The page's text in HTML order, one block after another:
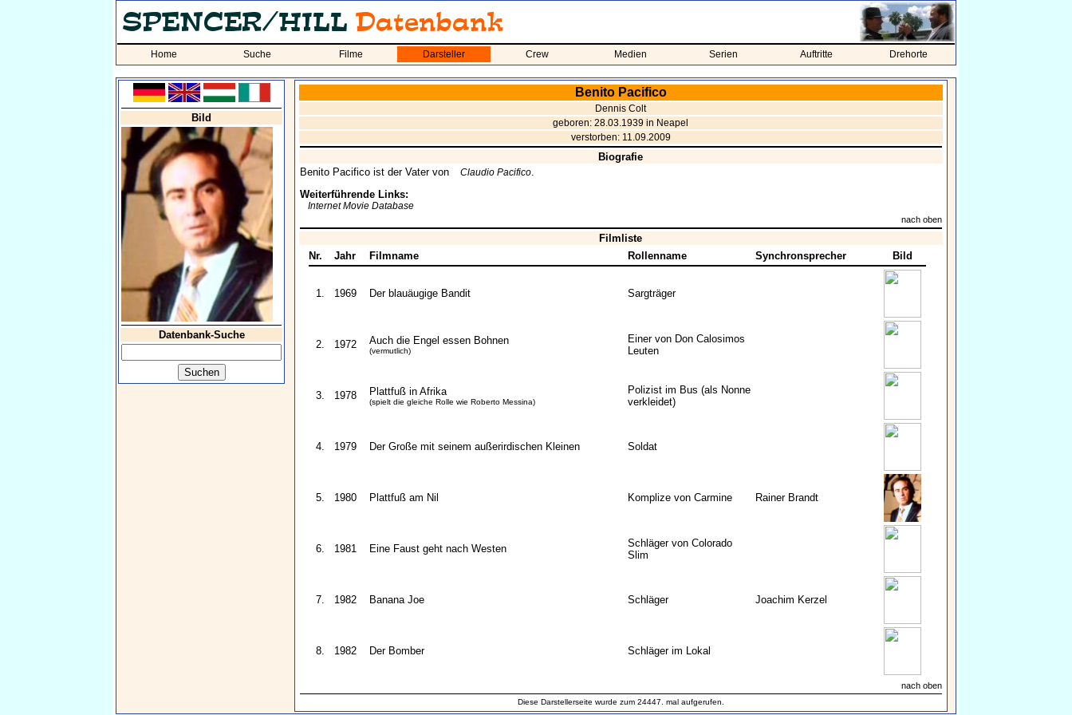
Home Suche Filme Darsteller Crew Medien Serien Auftritte Drehorte
Bild
Datenbank-Suche
Benito Pacifico
Dennis Colt
geboren: 28.03.1939 in Neapel
verstorben: 11.09.2009
Biografie
Benito Pacifico ist der Vater von
Claudio Pacifico.
Weiterführende Links:
Internet Movie Database
nach oben
Filmliste
Nr.
Jahr Filmname Rollenname Synchronsprecher Bild
1. 1969 Der blauäugige Bandit Sargträger
2. 1972 Auch die Engel essen Bohnen
(vermutlich)
Einer von Don Calosimos
Leuten
3. 1978 Plattfuß in Afrika
(spielt die gleiche Rolle wie Roberto Messina)
Polizist im Bus (als Nonne
verkleidet)
4. 1979 Der Große mit seinem außerirdischen Kleinen Soldat
5. 1980 Plattfuß am Nil Komplize von Carmine Rainer Brandt
6. 1981 Eine Faust geht nach Westen
Schläger von Colorado
Slim
7. 1982 Banana Joe Schläger Joachim Kerzel
8. 1982 Der Bomber Schläger im Lokal
nach oben
Diese Darstellerseite wurde zum 24447. mal aufgerufen.